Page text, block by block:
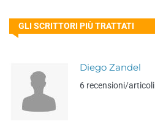
GLI SCRITTORI PIÙ TRATTATI
Diego Zandel
6 recensioni/articoli